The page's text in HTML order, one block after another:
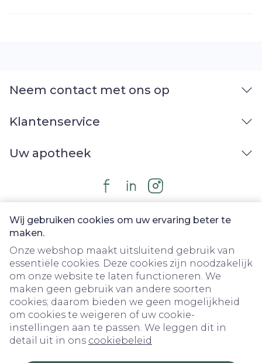
Wij gebruiken cookies om uw ervaring beter te
maken.
Onze webshop maakt uitsluitend gebruik van
essentiële cookies. Deze cookies zijn noodzakelijk
om onze website te laten functioneren. We
maken geen gebruik van andere soorten
cookies; daarom bieden we geen mogelijkheid
om cookies te weigeren of uw cookie-
instellingen aan te passen. We leggen dit in
detail uit in ons cookiebeleid
Neem contact met ons op
Klantenservice
Uw apotheek
Juridische links